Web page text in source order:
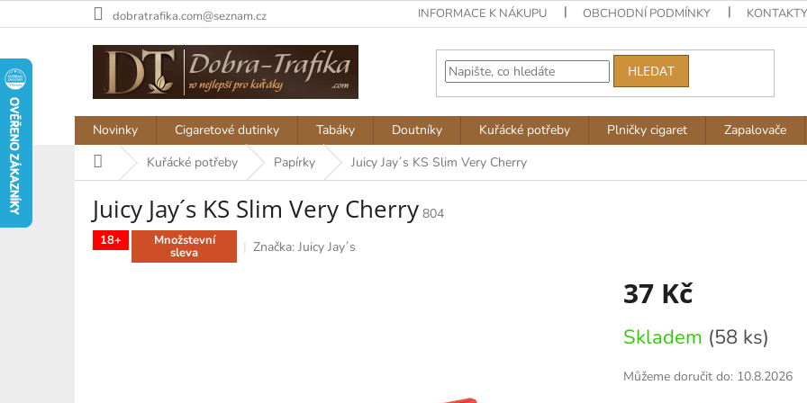
na
dobratrafika.com@seznam.cz INFORMACE K NÁKUPU OBCHODNÍ PODMÍNKY KONTAKTY
HLEDAT
Novinky Cigaretové dutinky Tabáky Doutníky Kuřácké potřeby Plničky cigaret Zapalovače
Domů Kuřácké potřeby Papírky Juicy Jay´s KS Slim Very Cherry
Juicy Jay´s KS Slim Very Cherry 804
18+ Množstevní
sleva Značka: Juicy Jay´s
37 Kč
cena:
Skladem (58 ks)
Můžeme doručit do: 10.8.2026